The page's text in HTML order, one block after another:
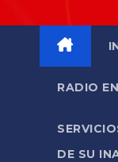
RADIO
DE SU